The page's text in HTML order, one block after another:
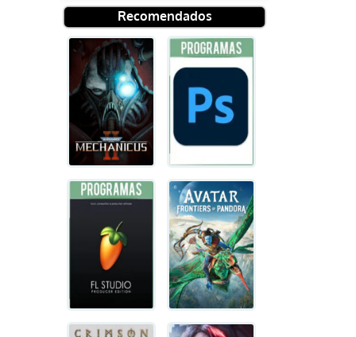
Recomendados